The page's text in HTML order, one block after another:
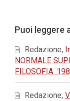
Puoi leggere
Redazione,
NORMALE
FILOSOFIA:
Redazione,